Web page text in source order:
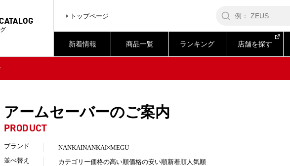
トップページ
新着情報 商品一覧 ランキング 店舗を探す
アームセーバーのご案内
PRODUCT
ブランド NANKAINANKAI×MEGU
並べ替え
カテゴリー価格の高い順価格の安い順新着順人気順